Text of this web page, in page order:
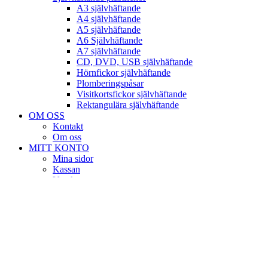
A3 självhäftande
A4 självhäftande
A5 självhäftande
A6 Självhäftande
A7 självhäftande
CD, DVD, USB självhäftande
Hörnfickor självhäftande
Plomberingspåsar
Visitkortsfickor självhäftande
Rektangulära självhäftande
OM OSS
Kontakt
Om oss
MITT KONTO
Mina sidor
Kassan
Varukorg